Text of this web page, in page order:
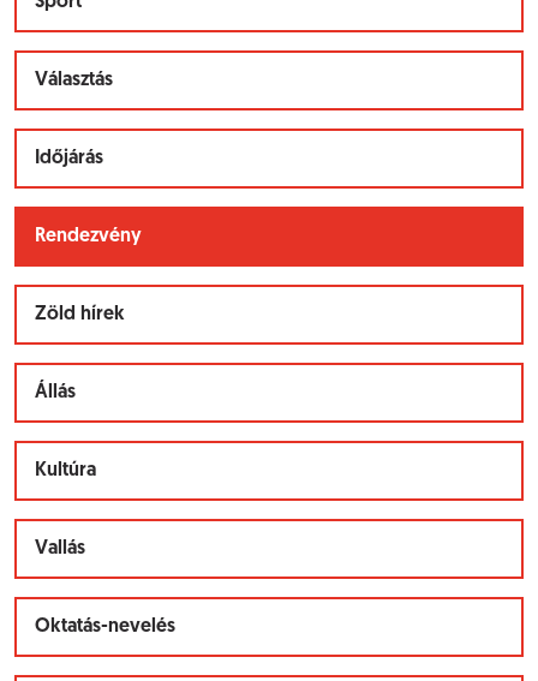
Választás
Időjárás
Rendezvény
Zöld hírek
Állás
Kultúra
Vallás
Oktatás-nevelés